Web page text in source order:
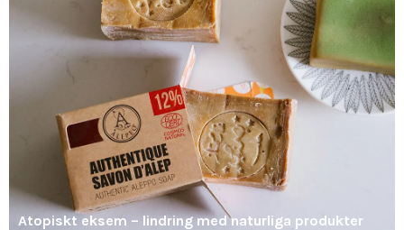
Atopiskt eksem – lindring med naturliga produkter